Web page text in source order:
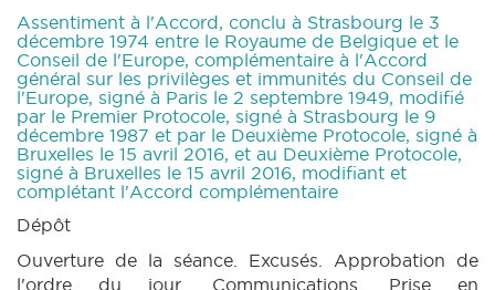
2023) (PDF)
RES 1215 n1 (2022-2023) (PDF)
|RES 1215 n2 (2022-2023) (PDF)
|
MOTION 1252 n1 (2022-2023) (PDF)
MOTION 1253 n1 (2022-2023) (PDF)
|
MOTION 1254 n1 (2022-2023) (PDF)
|
MOTION 1254 n2 (2022-2023) (PDF)
|
MOTION 1255 n1 (2022-2023) (PDF)
|
MOTION 1256 n1 (2022-2023) (PDF)
MOTION 1256 n2 (2022-2023) (PDF)
MOTION 1258 n1 (2022-2023) (PDF)
MOTION 1259 n1 (2022-2023) (PDF)
|
MOTION 1259 n2 (2022-2023) (PDF)
|
Assentiment à l'Accord, conclu à Strasbourg le 3
décembre 1974 entre le Royaume de Belgique et le
Conseil de l'Europe, complémentaire à l'Accord
général sur les privilèges et immunités du Conseil de
l'Europe, signé à Paris le 2 septembre 1949, modifié
par le Premier Protocole, signé à Strasbourg le 9
décembre 1987 et par le Deuxième Protocole, signé à
Bruxelles le 15 avril 2016, et au Deuxième Protocole,
signé à Bruxelles le 15 avril 2016, modifiant et
complétant l'Accord complémentaire
Dépôt
Ouverture de la séance. Excusés. Approbation de
l'ordre du jour. Communications. Prise en